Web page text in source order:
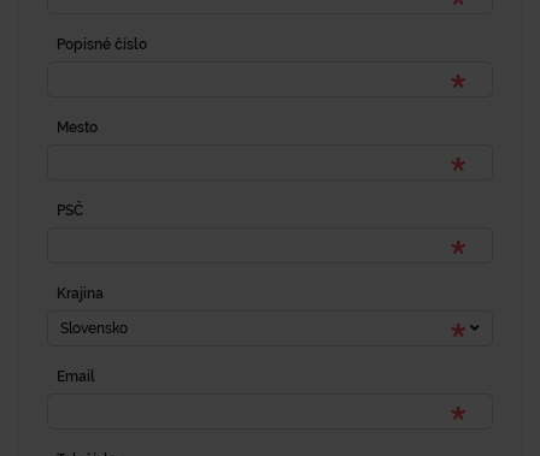
Popisné číslo
Mesto
PSČ
Krajina
Slovensko
Email